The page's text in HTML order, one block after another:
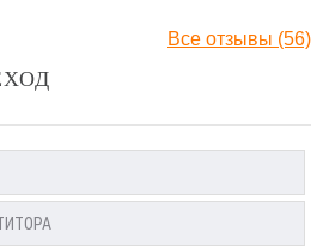
Все отзывы (56)